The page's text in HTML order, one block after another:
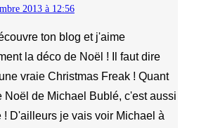
2013 à 12:56
ton blog et j'aime
la déco de Noël ! Il faut dire
vraie Christmas Freak ! Quant
Noël de Michael Bublé, c'est aussi
! D'ailleurs je vais voir Michael à